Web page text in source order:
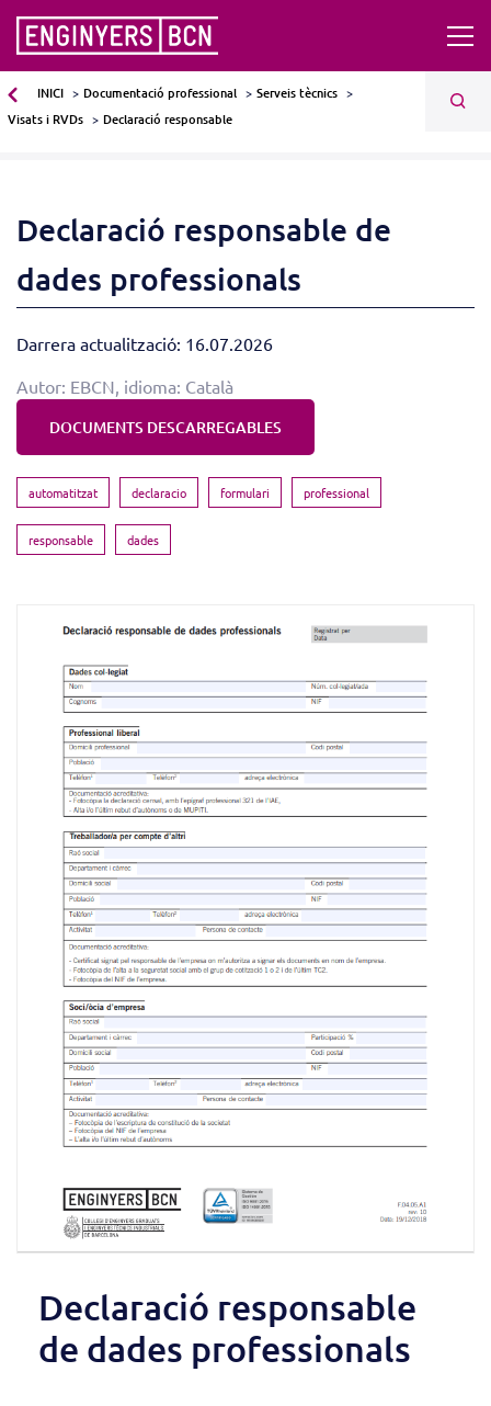
INICI Documentació professional
Serveis tècnics
Visats i RVDs
Declaració responsable
Declaració responsable de
dades professionals
Darrera actualització: 16.07.2026
Autor: EBCN, idioma: Català
DOCUMENTS DESCARREGABLES
automatitzat declaracio formulari professional
responsable dades
Declaració responsable
de dades professionals